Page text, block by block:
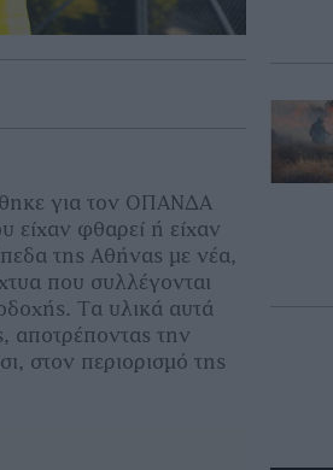
για τον ΟΠΑΝΔΑ
είχαν φθαρεί ή είχαν
της Αθήνας με νέα,
που συλλέγονται
Τα υλικά αυτά
αποτρέποντας την
στον περιορισμό της